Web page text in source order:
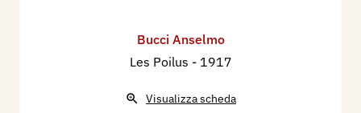
Bucci Anselmo
Les Poilus - 1917
Visualizza scheda